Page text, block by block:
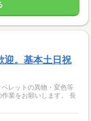
迎。基本土日祝
レットの異物・変色等
業をお願いします。 長